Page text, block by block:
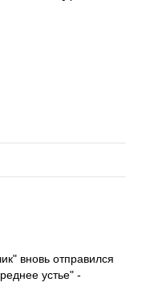
вновь отправился
устье" -